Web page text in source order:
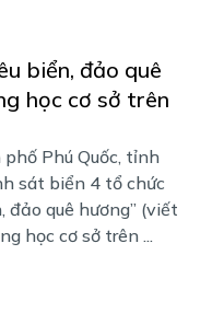
biển, đảo quê
học cơ sở trên
Phú Quốc, tỉnh
sát biển 4 tổ chức
đảo quê hương” (viết
học cơ sở trên ...